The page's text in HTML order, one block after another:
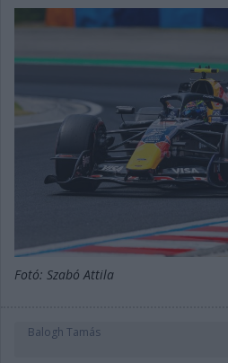
Fotó: Szabó Attila
Balogh Tamás